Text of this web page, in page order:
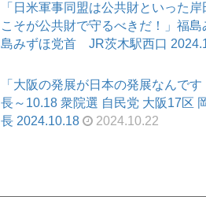
「日米軍事同盟は公共財といった
こそが公共財で守るべきだ！」福
島みずほ党首 JR茨木駅西口
「大阪の発展が日本の発展なんで
長～10.18 衆院選 自民党 大阪17区
長 2024.10.18
2024.10.22